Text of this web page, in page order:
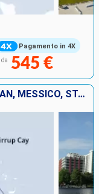
Pagamento in 4X
da 545 €
BAHAMAS, GIAMAICA, ISOLE CAYMAN, MESSICO, STATI UNITI